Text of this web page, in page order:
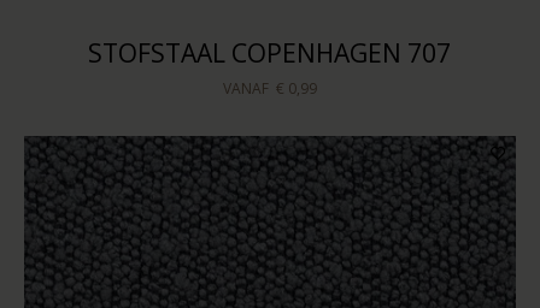
STOFSTAAL COPENHAGEN 707
VANAF € 0,99